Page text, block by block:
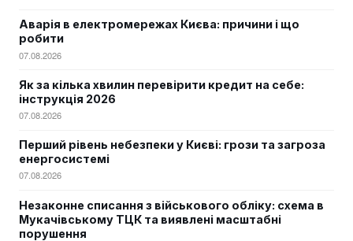
Аварія в електромережах Києва: причини і що
робити
07.08.2026
Як за кілька хвилин перевірити кредит на себе:
інструкція 2026
07.08.2026
Перший рівень небезпеки у Києві: грози та загроза
енергосистемі
07.08.2026
Незаконне списання з військового обліку: схема в
Мукачівському ТЦК та виявлені масштабні
порушення